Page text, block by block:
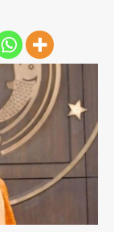
Gherao:
की मांग पर अड़े
तैनात
से गिरी छात्रा
में भर्ती